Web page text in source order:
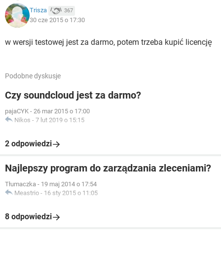
Trisza 367
30 cze 2015 o 17:30
w wersji testowej jest za darmo, potem trzeba kupić licencję
Podobne dyskusje
Czy soundcloud jest za darmo?
pajaCYK - 26 mar 2015 o 17:00
Nikos - 7 lut 2019 o 15:15
2 odpowiedzi
Najlepszy program do zarządzania zleceniami?
Tłumaczka - 19 maj 2014 o 17:54
Meastrio - 16 sty 2015 o 11:05
8 odpowiedzi